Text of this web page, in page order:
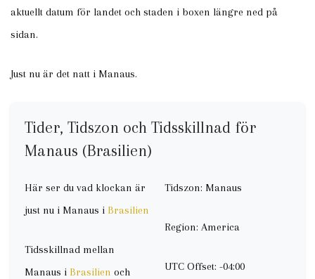
aktuellt datum för landet och staden i boxen längre ned på
sidan.
Just nu är det natt i Manaus.
Tider, Tidszon och Tidsskillnad för
Manaus (Brasilien)
Här ser du vad klockan är
just nu i Manaus i Brasilien
Tidsskillnad mellan
Manaus i Brasilien och
Tidszon: Manaus
Region: America
UTC Offset: -04:00